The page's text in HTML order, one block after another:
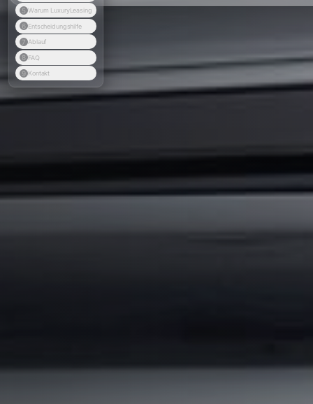
5 Warum LuxuryLeasing
6 Entscheidungshilfe
7 Ablauf
8 FAQ
9 Kontakt